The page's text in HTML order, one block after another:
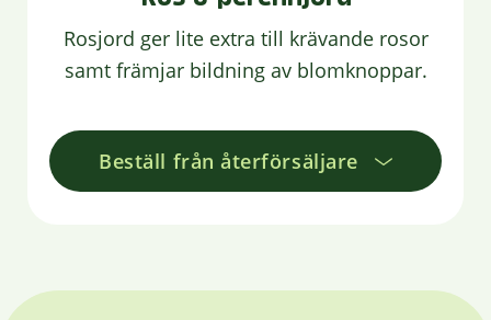
Rosjord ger lite extra till krävande rosor
samt främjar bildning av blomknoppar.
Beställ från återförsäljare